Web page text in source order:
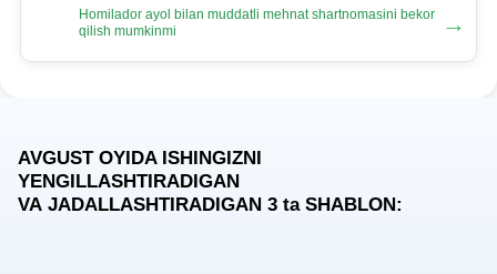
Homilador ayol bilan muddatli mehnat shartnomasini bekor
qilish mumkinmi
→
AVGUST OYIDA ISHINGIZNI
YENGILLASHTIRADIGAN
VA JADALLASHTIRADIGAN 3 taSHABLON: